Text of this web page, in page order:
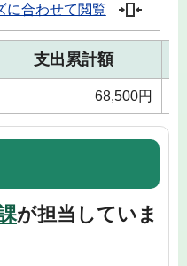
に合わせて閲覧
支出累計額
68,500円
が担当していま